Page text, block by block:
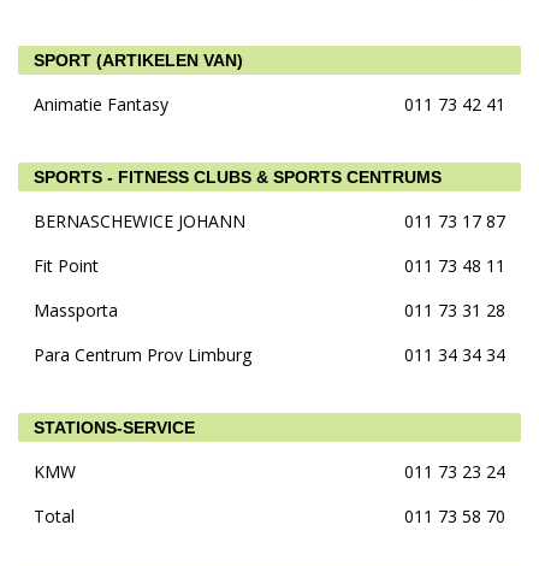
SPORT (ARTIKELEN VAN)
Animatie Fantasy 011 73 42 41
SPORTS - FITNESS CLUBS & SPORTS CENTRUMS
BERNASCHEWICE JOHANN
011 73 17 87
Fit Point
011 73 48 11
Massporta
011 73 31 28
Para Centrum Prov Limburg
011 34 34 34
STATIONS-SERVICE
KMW
011 73 23 24
Total
011 73 58 70